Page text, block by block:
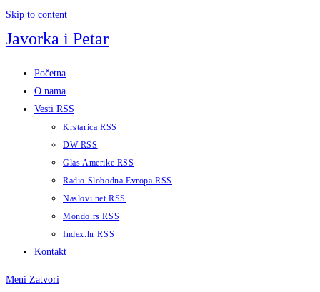
Skip to content
Javorka i Petar
Početna
O nama
Vesti RSS
Krstarica RSS
DW RSS
Glas Amerike RSS
Radio Slobodna Evropa RSS
Naslovi.net RSS
Mondo.rs RSS
Index.hr RSS
Kontakt
Meni Zatvori